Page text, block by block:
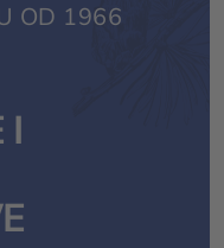
OD 1966
I